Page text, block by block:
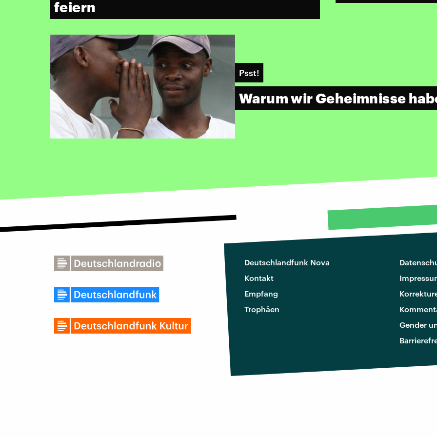
feiern
Psst!
Warum wir Geheimnisse
Deutschlandfunk Nova
Kontakt
Empfang
Trophäen
Gender